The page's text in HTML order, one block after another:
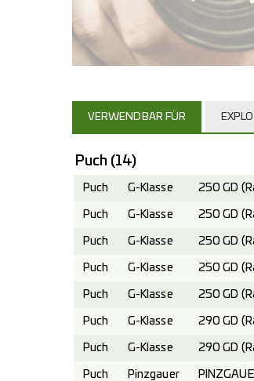
VERWENDBAR FÜR
Puch (14)
Puch G-Klasse 250 GD
Puch G-Klasse 250 GD
Puch G-Klasse 250 GD
Puch G-Klasse 250 GD
Puch G-Klasse 250 GD
Puch G-Klasse 290 GD
Puch G-Klasse 290 GD
Puch Pinzgauer